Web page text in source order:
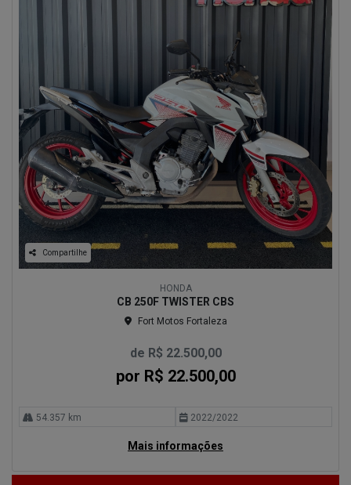
Compartilhe
HONDA
CB 250F TWISTER CBS
Fort Motos Fortaleza
de R$ 22.500,00
por R$ 22.500,00
54.357 km 2022/2022
Mais informações